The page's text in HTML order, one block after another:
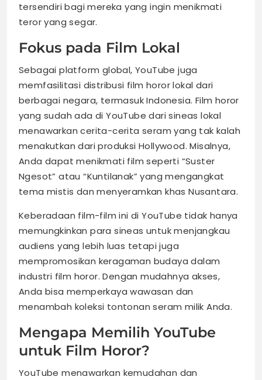
tersendiri bagi mereka yang ingin menikmati
teror yang segar.
Fokus pada Film Lokal
Sebagai platform global, YouTube juga
memfasilitasi distribusi film horor lokal dari
berbagai negara, termasuk Indonesia. Film horor
yang sudah ada di YouTube dari sineas lokal
menawarkan cerita-cerita seram yang tak kalah
menakutkan dari produksi Hollywood. Misalnya,
Anda dapat menikmati film seperti “Suster
Ngesot” atau “Kuntilanak” yang mengangkat
tema mistis dan menyeramkan khas Nusantara.
Keberadaan film-film ini di YouTube tidak hanya
memungkinkan para sineas untuk menjangkau
audiens yang lebih luas tetapi juga
mempromosikan keragaman budaya dalam
industri film horor. Dengan mudahnya akses,
Anda bisa memperkaya wawasan dan
menambah koleksi tontonan seram milik Anda.
Mengapa Memilih YouTube
untuk Film Horor?
YouTube menawarkan kemudahan dan